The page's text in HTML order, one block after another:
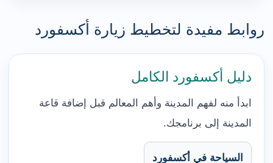
روابط مفيدة لتخطيط زيارة أكسفورد
دليل أكسفورد الكامل
ابدأ منه لفهم المدينة وأهم المعالم قبل إضافة قاعة
المدينة إلى برنامجك.
السياحة في أكسفورد